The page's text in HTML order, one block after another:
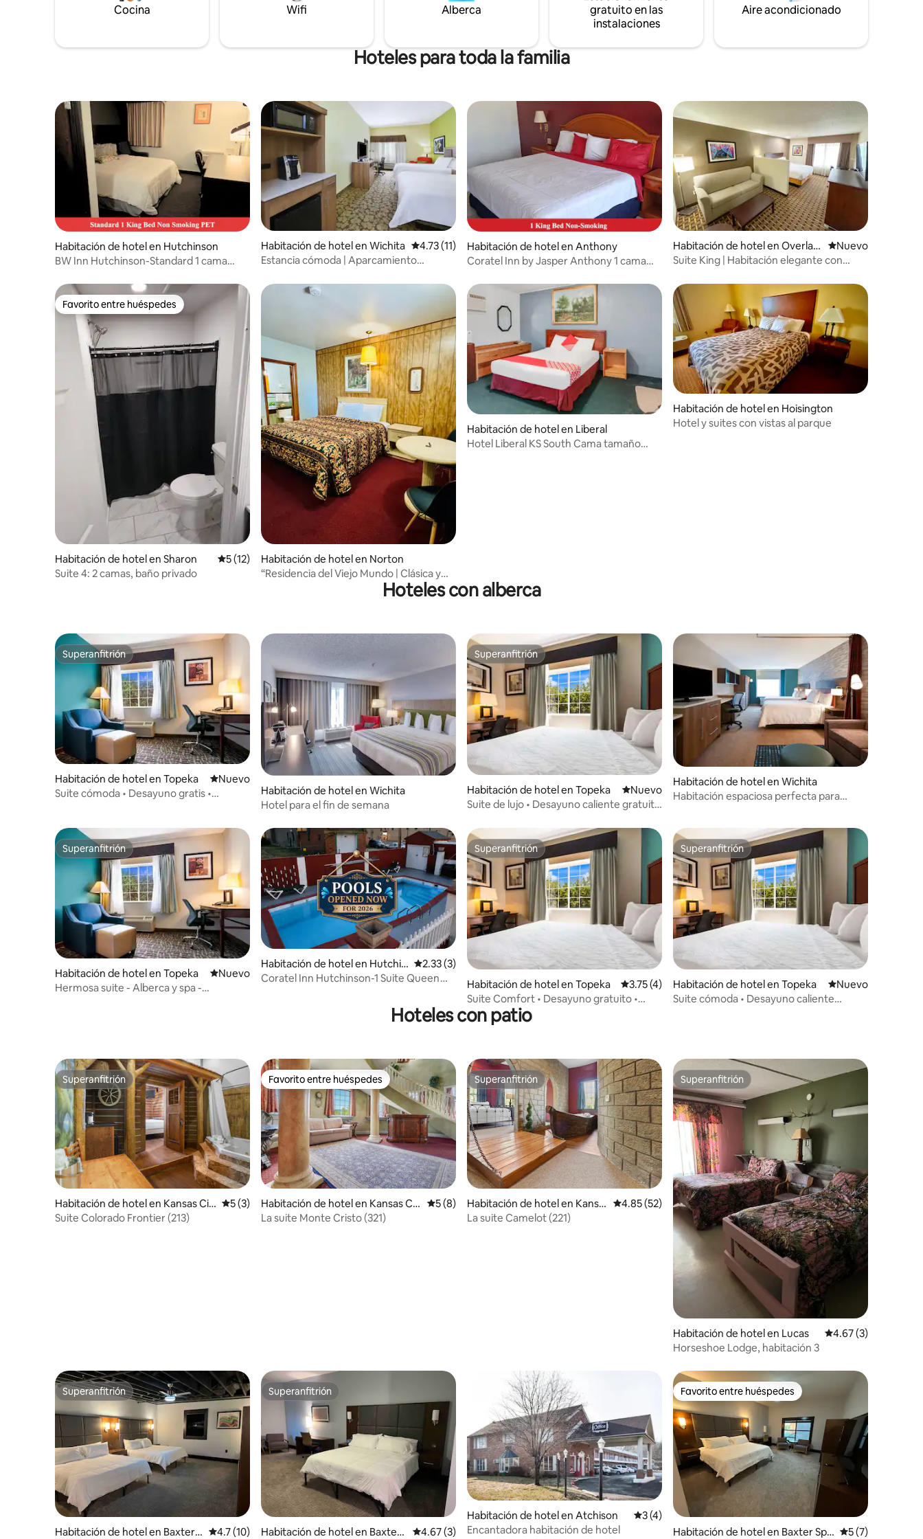
una estadía salvaje e inolvidable.
refrigerador y microondas en la
Estacionamiento gratuito
Spring Heritage Festival, Fall Frontier
Cocina Wifi Alberca
gratuito en las
instalaciones
Aire acondicionado
Hoteles para toda la familia
Habitación de hotel en Hutchinson
BW Inn Hutchinson-Standard 1 cama
mascotas
Habitación de hotel en Wichita Calificación promedio: 4.73 de 5; 11 evaluaciones
4.73 (11)
Estancia cómoda | Aparcamiento
Habitación de hotel en Anthony
Coratel Inn by Jasper Anthony 1 cama
Habitación de hotel en Overlan
d Park
Nuevo alojamiento
Nuevo
Suite King | Habitación elegante con
Favorito entre huéspedes
Favorito entre huéspedes
Habitación de hotel en Sharon Calificación promedio: 5 de 5; 12 evaluaciones
5 (12)
Suite 4: 2 camas, baño privado
Habitación de hotel en Norton
“Residencia del Viejo Mundo | Clásica y
Habitación de hotel en Liberal
Hotel Liberal KS South Cama tamaño
Habitación de hotel en Hoisington
Hotel y suites con vistas al parque
Hoteles con alberca
Superanfitrión
Superanfitrión
Habitación de hotel en Topeka Nuevo alojamiento
Nuevo
Suite cómoda • Desayuno gratis •
Habitación de hotel en Wichita
Hotel para el fin de semana
Superanfitrión
Superanfitrión
Habitación de hotel en Topeka Nuevo alojamiento
Nuevo
Suite de lujo • Desayuno caliente gratuito
Habitación de hotel en Wichita
Habitación espaciosa perfecta para
Superanfitrión
Superanfitrión
Habitación de hotel en Topeka Nuevo alojamiento
Nuevo
Hermosa suite - Alberca y spa -
Habitación de hotel en Hutchin
son
Calificación promedio: 2.33 de 5; 3 evaluaciones
2.33 (3)
Coratel Inn Hutchinson-1 Suite Queen
Superanfitrión
Superanfitrión
Habitación de hotel en Topeka Calificación promedio: 3.75 de 5; 4 evaluaciones
3.75 (4)
Suite Comfort • Desayuno gratuito •
Jacuzzi • Refrigerador
Superanfitrión
Superanfitrión
Habitación de hotel en Topeka Nuevo alojamiento
Nuevo
Suite cómoda • Desayuno caliente
Hoteles con patio
Superanfitrión
Superanfitrión
Habitación de hotel en Kansas Cit
y
Calificación promedio: 5 de 5; 3 evaluaciones
5 (3)
Suite Colorado Frontier (213)
Favorito entre huéspedes
Favorito entre huéspedes
Habitación de hotel en Kansas Cit
y
Calificación promedio: 5 de 5; 8 evaluaciones
5 (8)
La suite Monte Cristo (321)
Superanfitrión
Superanfitrión
Habitación de hotel en Kansa
s City
Calificación promedio: 4.85 de 5; 52 evaluaciones
4.85 (52)
La suite Camelot (221)
Superanfitrión
Superanfitrión
Habitación de hotel en Lucas Calificación
4.67 (3)
Horseshoe Lodge, habitación 3
Superanfitrión
Superanfitrión
Habitación de hotel en Baxter S Calificación promedio: 4.7 de 5; 10 evaluaciones
4.7 (10)
Superanfitrión
Superanfitrión
Habitación de hotel en Baxter
Calificación promedio: 4.67 de 5; 3 evaluaciones
4.67 (3)
Habitación de hotel en Atchison Calificación promedio: 3 de 5; 4 evaluaciones
3 (4)
Encantadora habitación de hotel
Favorito entre huéspedes
Favorito entre huéspedes
Habitación de hotel en Baxter Spri Calificación
5 (7)